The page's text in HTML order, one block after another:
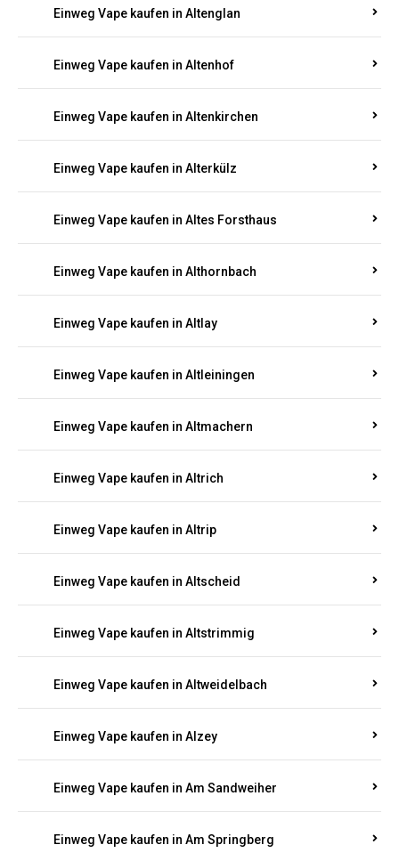
Einweg Vape kaufen in Altenglan
Einweg Vape kaufen in Altenhof
Einweg Vape kaufen in Altenkirchen
Einweg Vape kaufen in Alterkülz
Einweg Vape kaufen in Altes Forsthaus
Einweg Vape kaufen in Althornbach
Einweg Vape kaufen in Altlay
Einweg Vape kaufen in Altleiningen
Einweg Vape kaufen in Altmachern
Einweg Vape kaufen in Altrich
Einweg Vape kaufen in Altrip
Einweg Vape kaufen in Altscheid
Einweg Vape kaufen in Altstrimmig
Einweg Vape kaufen in Altweidelbach
Einweg Vape kaufen in Alzey
Einweg Vape kaufen in Am Sandweiher
Einweg Vape kaufen in Am Springberg